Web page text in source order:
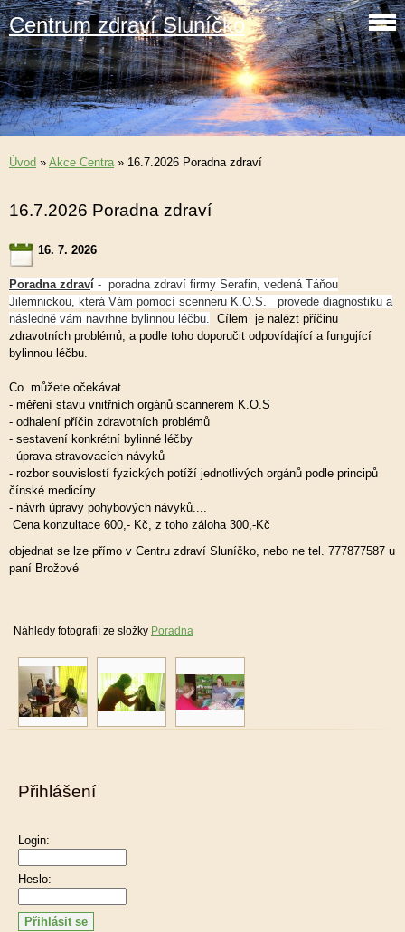
Centrum zdraví Sluníčko
Úvod » Akce Centra» 16.7.2026 Poradna zdraví
16.7.2026 Poradna zdraví
16. 7. 2026
Poradna zdraví - poradna zdraví firmy Serafin, vedená Táňou
Jilemnickou, která Vám pomocí scenneru K.O.S. provede diagnostiku a
následně vám navrhne bylinnou léčbu. Cílem je nalézt příčinu
zdravotních problémů, a podle toho doporučit odpovídající a fungující
bylinnou léčbu.
Co můžete očekávat
- měření stavu vnitřních orgánů scannerem K.O.S
- odhalení příčin zdravotních problémů
- sestavení konkrétní bylinné léčby
- úprava stravovacích návyků
- rozbor souvislostí fyzických potíží jednotlivých orgánů podle principů
čínské medicíny
- návrh úpravy pohybových návyků....
Cena konzultace 600,- Kč, z toho záloha 300,-Kč
objednat se lze přímo v Centru zdraví Sluníčko, nebo ne tel. 777877587 u
paní Brožové
Náhledy fotografií ze složky Poradna
Přihlášení
Login:
Heslo: